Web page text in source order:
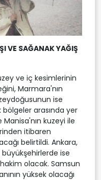
VE SAĞANAK YAĞIŞ
ve iç kesimlerinin
Marmara'nın
ise
arasında yer
Manisa'nın kuzeyi ile
itibaren
belirtildi. Ankara,
ise
olacak. Samsun
yüksek olacağı